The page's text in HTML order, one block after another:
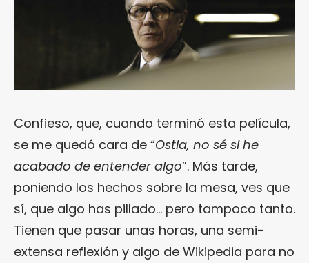
Confieso, que, cuando terminó esta película,
se me quedó cara de “Ostia, no sé si he
acabado de entender algo”. Más tarde,
poniendo los hechos sobre la mesa, ves que
sí, que algo has pillado… pero tampoco tanto.
Tienen que pasar unas horas, una semi-
extensa reflexión y algo de Wikipedia para no